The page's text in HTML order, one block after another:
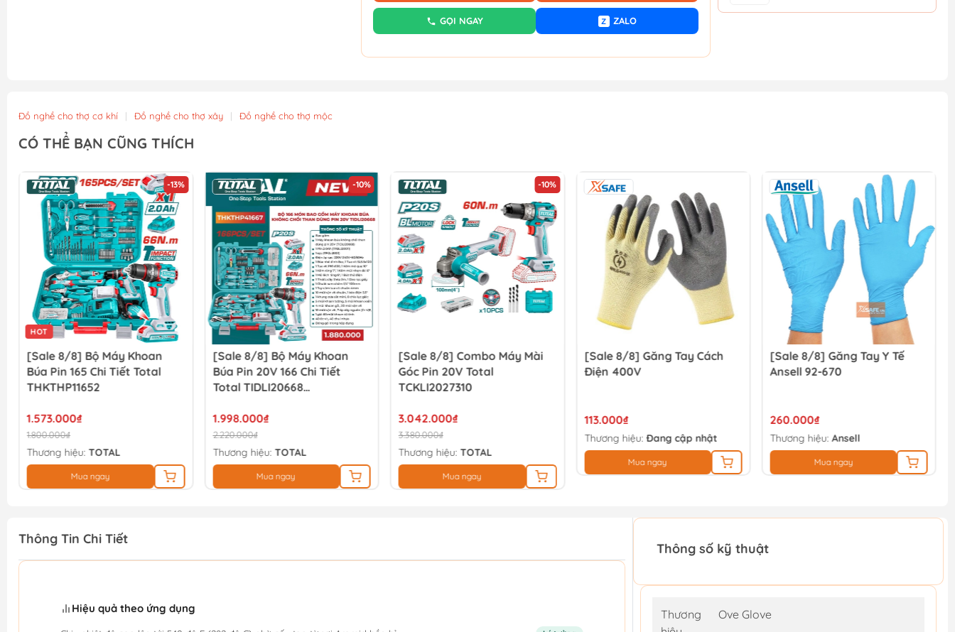
GỌI NGAY Z ZALO
Đồ nghề cho thợ cơ khí | Đồ nghề cho thợ xây | Đồ nghề cho thợ mộc
CÓ THỂ BẠN CŨNG THÍCH
-13%
HOT
[Sale 8/8] Bộ Máy Khoan
Búa Pin 165 Chi Tiết Total
THKTHP11652
1.573.000₫
1.800.000₫
Thương hiệu: TOTAL
Mua ngay
-10%
[Sale 8/8] Bộ Máy Khoan
Búa Pin 20V 166 Chi Tiết
Total TIDLI20668
1.998.000₫
2.220.000₫
Thương hiệu: TOTAL
Mua ngay
-10%
[Sale 8/8] Combo Máy Mài
Góc Pin 20V Total
TCKLI2027310
3.042.000₫
3.380.000₫
Thương hiệu: TOTAL
Mua ngay
[Sale 8/8] Găng Tay Cách
Điện 400V
113.000₫
Thương hiệu:Đang cập nhật
Mua ngay
[Sale 8/8] Găng Tay Y Tế
Ansell 92-670
260.000₫
Thương hiệu:Ansell
Mua ngay
Thông Tin Chi Tiết
Hiệu quả theo ứng dụng
Thông số kỹ thuật
Thương
Ove Glove